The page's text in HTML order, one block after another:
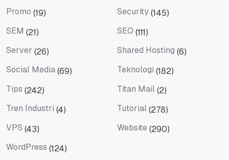
Promo (19) Security(145)
SEM (21) SEO (111)
Server (26) Shared Hosting (6)
Social Media(69) Teknologi (182)
Tips (242) Titan Mail(2)
Tren Industri (4) Tutorial(278)
VPS (43) Website (290)
WordPress (124)